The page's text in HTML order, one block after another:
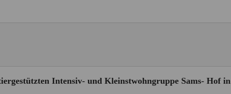
Intensiv- und Kleinstwohngruppe Sams- Hof in